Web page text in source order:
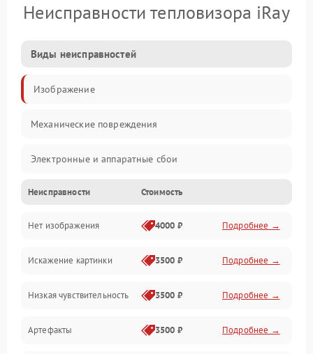
Неисправности тепловизора iRay
Виды неисправностей
Изображение
Механические повреждения
Электронные и аппаратные сбои
Неисправности сенсора и оптики
Программные ошибки
Электропитание
Измерения
Матрица
Неисправности Стоимость
Нет изображения 4000 ₽ Подробнее →
Искажение картинки 3500 ₽ Подробнее →
Низкая чувствительность 3500 ₽ Подробнее →
Артефакты 3500 ₽ Подробнее →